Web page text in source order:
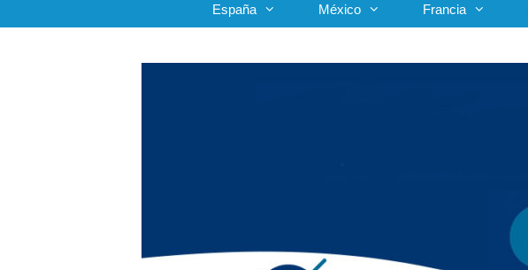
España México Francia